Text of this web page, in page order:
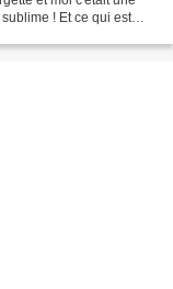
! Et ce qui est